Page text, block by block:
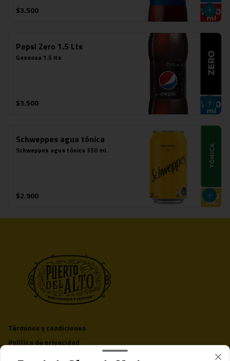
$3.500
Pepsi Zero 1.5 Lts
Gaseosa 1.5 lts
$3.500
Schweppes agua tónica
Schweppes agua tónica 350 ml.
$2.900
Términos y condiciones
Política de privacidad